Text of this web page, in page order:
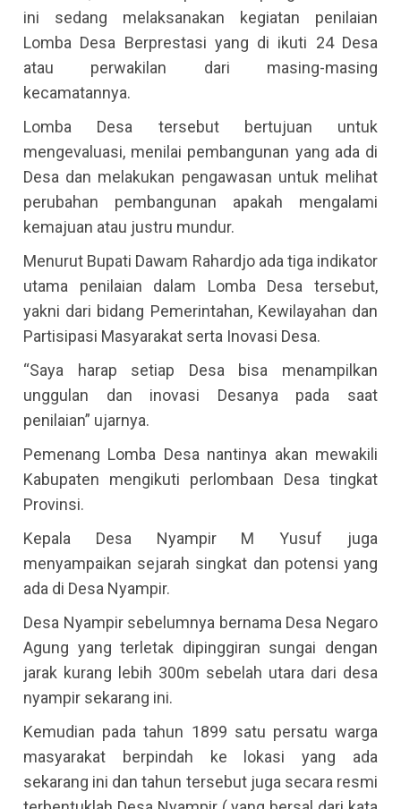
ini sedang melaksanakan kegiatan penilaian
Lomba Desa Berprestasi yang di ikuti 24 Desa
atau perwakilan dari masing-masing
kecamatannya.
Lomba Desa tersebut bertujuan untuk
mengevaluasi, menilai pembangunan yang ada di
Desa dan melakukan pengawasan untuk melihat
perubahan pembangunan apakah mengalami
kemajuan atau justru mundur.
Menurut Bupati Dawam Rahardjo ada tiga indikator
utama penilaian dalam Lomba Desa tersebut,
yakni dari bidang Pemerintahan, Kewilayahan dan
Partisipasi Masyarakat serta Inovasi Desa.
“Saya harap setiap Desa bisa menampilkan
unggulan dan inovasi Desanya pada saat
penilaian” ujarnya.
Pemenang Lomba Desa nantinya akan mewakili
Kabupaten mengikuti perlombaan Desa tingkat
Provinsi.
Kepala Desa Nyampir M Yusuf juga
menyampaikan sejarah singkat dan potensi yang
ada di Desa Nyampir.
Desa Nyampir sebelumnya bernama Desa Negaro
Agung yang terletak dipinggiran sungai dengan
jarak kurang lebih 300m sebelah utara dari desa
nyampir sekarang ini.
Kemudian pada tahun 1899 satu persatu warga
masyarakat berpindah ke lokasi yang ada
sekarang ini dan tahun tersebut juga secara resmi